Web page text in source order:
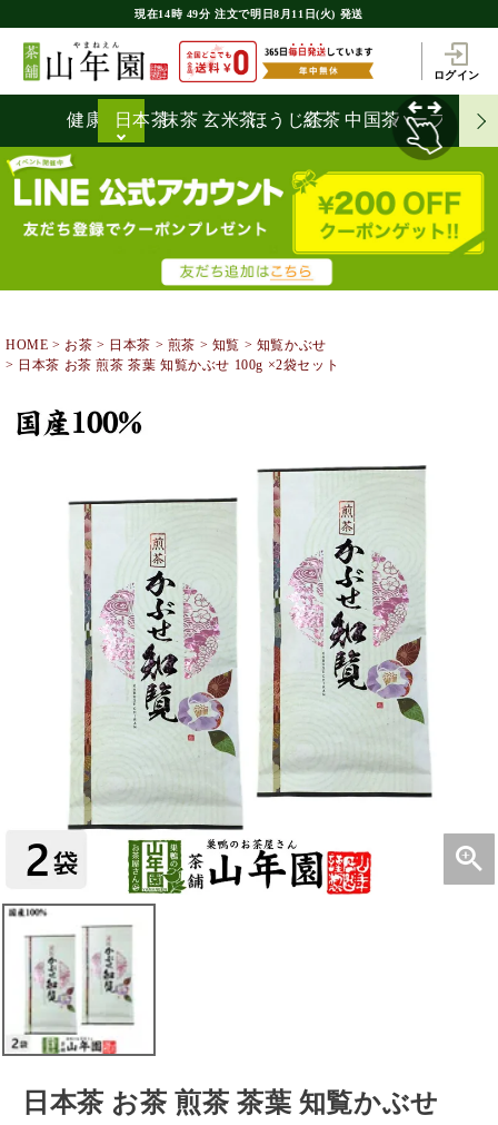
現在14時 49分 注文で明日8月11日(火) 発送
ログイン
健康茶日本茶抹茶 玄米茶ほうじ茶紅茶 中国茶ハーブティ
HOME お茶 日本茶 煎茶 知覧
知覧かぶせ
日本茶 お茶 煎茶 茶葉 知覧かぶせ 100g ×2袋セット
日本茶 お茶 煎茶 茶葉 知覧かぶせ